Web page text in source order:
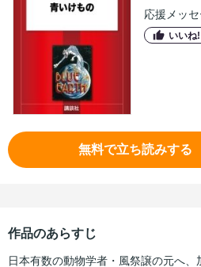
応援メッ
いいね!
無料で立ち読みする
作品のあらすじ
日本有数の動物学者・風祭譲の元へ